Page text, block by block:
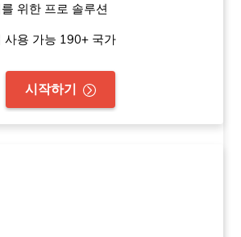
위한 프로 솔루션
사용 가능 190+ 국가
시작하기